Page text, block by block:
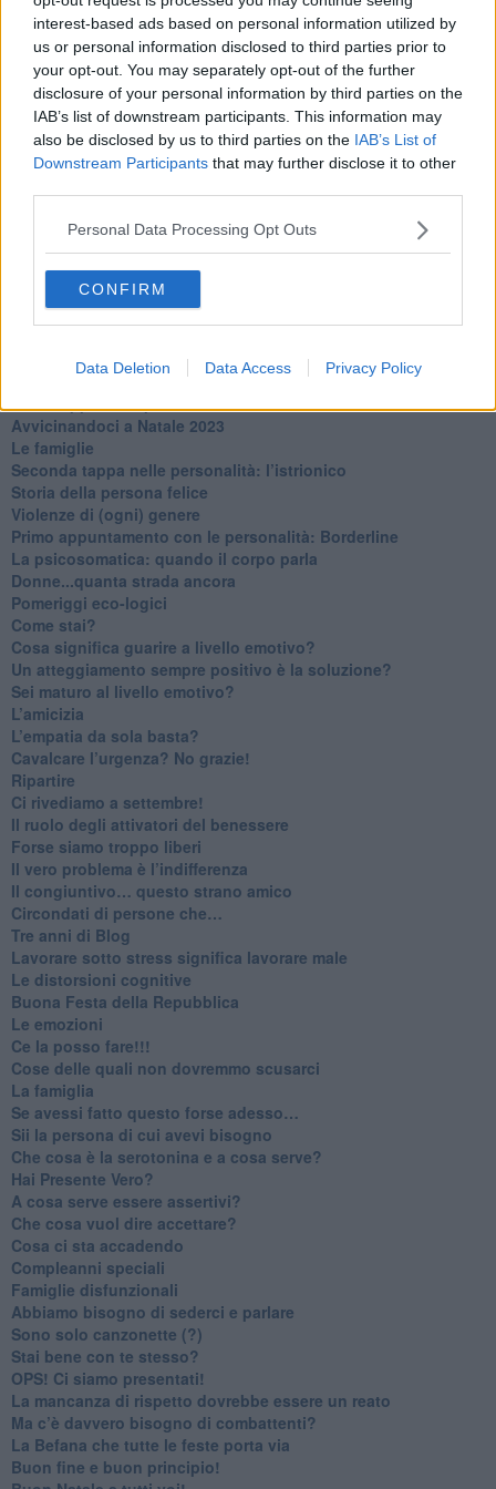
interest-based ads based on personal information utilized by
us or personal information disclosed to third parties prior to
your opt-out. You may separately opt-out of the further
disclosure of your personal information by third parties on the
IAB’s list of downstream participants. This information may
also be disclosed by us to third parties on the IAB’s List of
Downstream Participants that may further disclose it to other
Personal Data Processing Opt Outs
CONFIRM
Data Deletion Data Access Privacy Policy
Non hanno un amico a teatro​
​Tutta una questione di rispetto
​Cose che ci esauriscono
​Vespa che passione!
​Lasciate ai vostri figli il diritto di piangere
​Parole d’amore regalate al vento
​Essere genitori di un adolescente
​Giornata del Fiocchetto Lilla
​Venerdì emozionalmente sostenibile
Ma ti ascolti?
Contornati di persone che…
Non dare niente per scontato
Che cos’è la dipendenza affettiva?
​Nuovi arrivi!
​Iniziamo l’anno con il piede giusto
​Avvicinandoci a Natale 2023
Le famiglie
Seconda tappa nelle personalità: l’istrionico
​Storia della persona felice
Violenze di (ogni) genere
​Primo appuntamento con le personalità: Borderline
La psicosomatica: quando il corpo parla
Donne...quanta strada ancora
​Pomeriggi eco-logici
​Come stai?
Cosa significa guarire a livello emotivo?
​Un atteggiamento sempre positivo è la soluzione?
​Sei maturo al livello emotivo?
​L’amicizia
​L’empatia da sola basta?
​Cavalcare l’urgenza? No grazie!
Ripartire
​Ci rivediamo a settembre!
​Il ruolo degli attivatori del benessere
​Forse siamo troppo liberi
​Il vero problema è l’indifferenza
​Il congiuntivo… questo strano amico
​Circondati di persone che…
​Tre anni di Blog
​Lavorare sotto stress significa lavorare male
​Le distorsioni cognitive
​Buona Festa della Repubblica
Le emozioni
​Ce la posso fare!!!
​Cose delle quali non dovremmo scusarci
​La famiglia
​Se avessi fatto questo forse adesso…
​Sii la persona di cui avevi bisogno
Che cosa è la serotonina e a cosa serve?
​Hai Presente Vero?
A cosa serve essere assertivi?
​Che cosa vuol dire accettare?
​Cosa ci sta accadendo
​Compleanni speciali
​Famiglie disfunzionali
​Abbiamo bisogno di sederci e parlare
Sono solo canzonette (?)
​Stai bene con te stesso?
​OPS! Ci siamo presentati!
​La mancanza di rispetto dovrebbe essere un reato
​Ma c’è davvero bisogno di combattenti?
​La Befana che tutte le feste porta via
Buon fine e buon principio!